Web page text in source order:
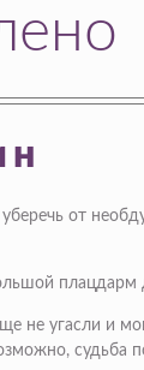
от
плацдарм
не угасли и
судьба